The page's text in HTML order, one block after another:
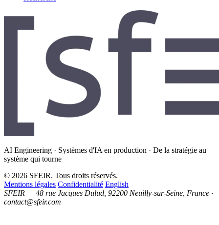
AI Engineering · Systèmes d'IA en production · De la stratégie au
système qui tourne
© 2026 SFEIR. Tous droits réservés.
Mentions légales Confidentialité English
SFEIR — 48 rue Jacques Dulud, 92200 Neuilly-sur-Seine, France ·
contact@sfeir.com